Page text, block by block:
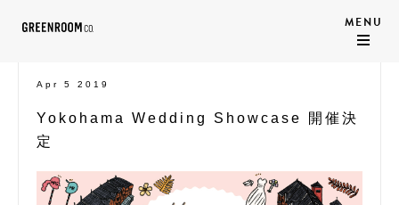
Apr 5 2019
Yokohama Wedding Showcase 開催決
定